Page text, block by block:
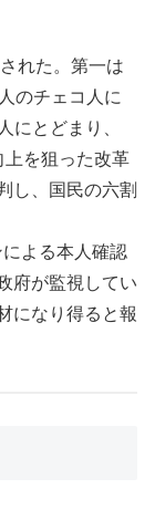
れた。第一は
のチェコ人に
にとどまり、
上を狙った改革
し、国民の六割
よる本人確認
府が監視してい
になり得ると報